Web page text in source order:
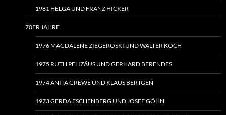
1981 HELGA UND FRANZ HICKER
70ER JAHRE
1976 MAGDALENE ZIEGEROSKI UND WALTER KOCH
1975 RUTH PELIZÄUS UND GERHARD BERENDES
1974 ANITA GREWE UND KLAUS BERTGEN
1973 GERDA ESCHENBERG UND JOSEF GÖHN